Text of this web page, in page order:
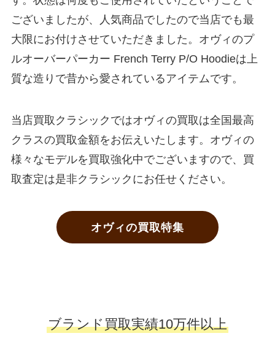
ございましたが、人気商品でしたので当店でも最
大限にお付けさせていただきました。オヴィのプ
ルオーバーパーカー French Terry P/O Hoodieは上
質な造りで昔から愛されているアイテムです。
当店買取クラシックではオヴィの買取は全国最高
クラスの買取金額をお伝えいたします。オヴィの
様々なモデルを買取強化中でございますので、買
取査定は是非クラシックにお任せください。
オヴィの買取特集
ブランド買取実績10万件以上